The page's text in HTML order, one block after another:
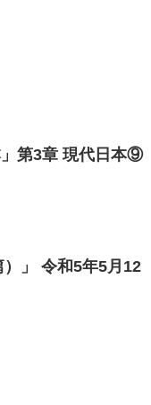
香港・シンガポール要塞陥落の真実～シリーズ「日本」第3章 現代日本⑨
」 令和5年5月12